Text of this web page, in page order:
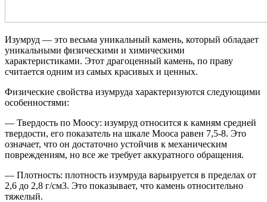
Изумруд — это весьма уникальный камень, который обладает
уникальными физическими и химическими
характеристиками. Этот драгоценный камень, по праву
считается одним из самых красивых и ценных.
Физические свойства изумруда характеризуются следующими
особенностями:
— Твердость по Моосу: изумруд относится к камням средней
твердости, его показатель на шкале Мооса равен 7,5-8. Это
означает, что он достаточно устойчив к механическим
повреждениям, но все же требует аккуратного обращения.
— Плотность: плотность изумруда варьируется в пределах от
2,6 до 2,8 г/см3. Это показывает, что камень относительно
тяжелый.